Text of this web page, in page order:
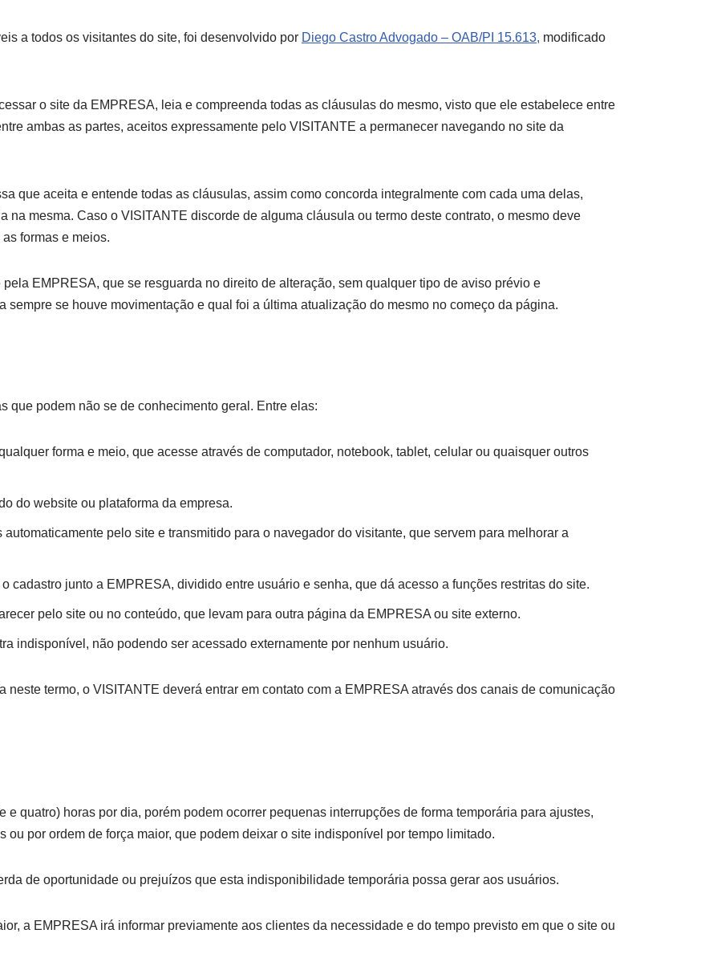
a todos os visitantes do site, foi desenvolvido por Diego Castro Advogado – OAB/PI 15.613, modificado
o site da EMPRESA, leia e compreenda todas as cláusulas do mesmo, visto que ele estabelece entre
ambas as partes, aceitos expressamente pelo VISITANTE a permanecer navegando no site da
que aceita e entende todas as cláusulas, assim como concorda integralmente com cada uma delas,
na mesma. Caso o VISITANTE discorde de alguma cláusula ou termo deste contrato, o mesmo deve
formas e meios.
EMPRESA, que se resguarda no direito de alteração, sem qualquer tipo de aviso prévio e
sempre se houve movimentação e qual foi a última atualização do mesmo no começo da página.
que podem não se de conhecimento geral. Entre elas:
forma e meio, que acesse através de computador, notebook, tablet, celular ou quaisquer outros
do website ou plataforma da empresa.
pelo site e transmitido para o navegador do visitante, que servem para melhorar a
cadastro junto a EMPRESA, dividido entre usuário e senha, que dá acesso a funções restritas do site.
pelo site ou no conteúdo, que levam para outra página da EMPRESA ou site externo.
indisponível, não podendo ser acessado externamente por nenhum usuário.
termo, o VISITANTE deverá entrar em contato com a EMPRESA através dos canais de comunicação
quatro) horas por dia, porém podem ocorrer pequenas interrupções de forma temporária para ajustes,
por ordem de força maior, que podem deixar o site indisponível por tempo limitado.
de oportunidade ou prejuízos que esta indisponibilidade temporária possa gerar aos usuários.
a EMPRESA irá informar previamente aos clientes da necessidade e do tempo previsto em que o site ou